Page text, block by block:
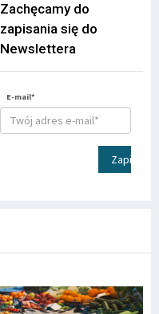
Zachęcamy do
zapisania się do
Newslettera
E-mail*
Zapisz